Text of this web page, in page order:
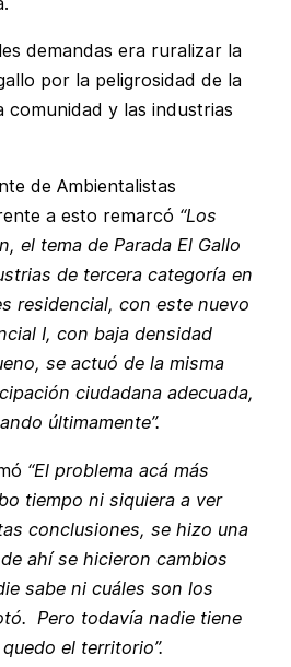
demandas era ruralizar la
por la peligrosidad de la
comunidad y las industrias
de Ambientalistas
a esto remarcó “Los
el tema de Parada El Gallo
de tercera categoría en
residencial, con este nuevo
I, con baja densidad
se actuó de la misma
ciudadana adecuada,
últimamente”.
“El problema acá más
tiempo ni siquiera a ver
conclusiones, se hizo una
ahí se hicieron cambios
sabe ni cuáles son los
Pero todavía nadie tiene
el territorio”.